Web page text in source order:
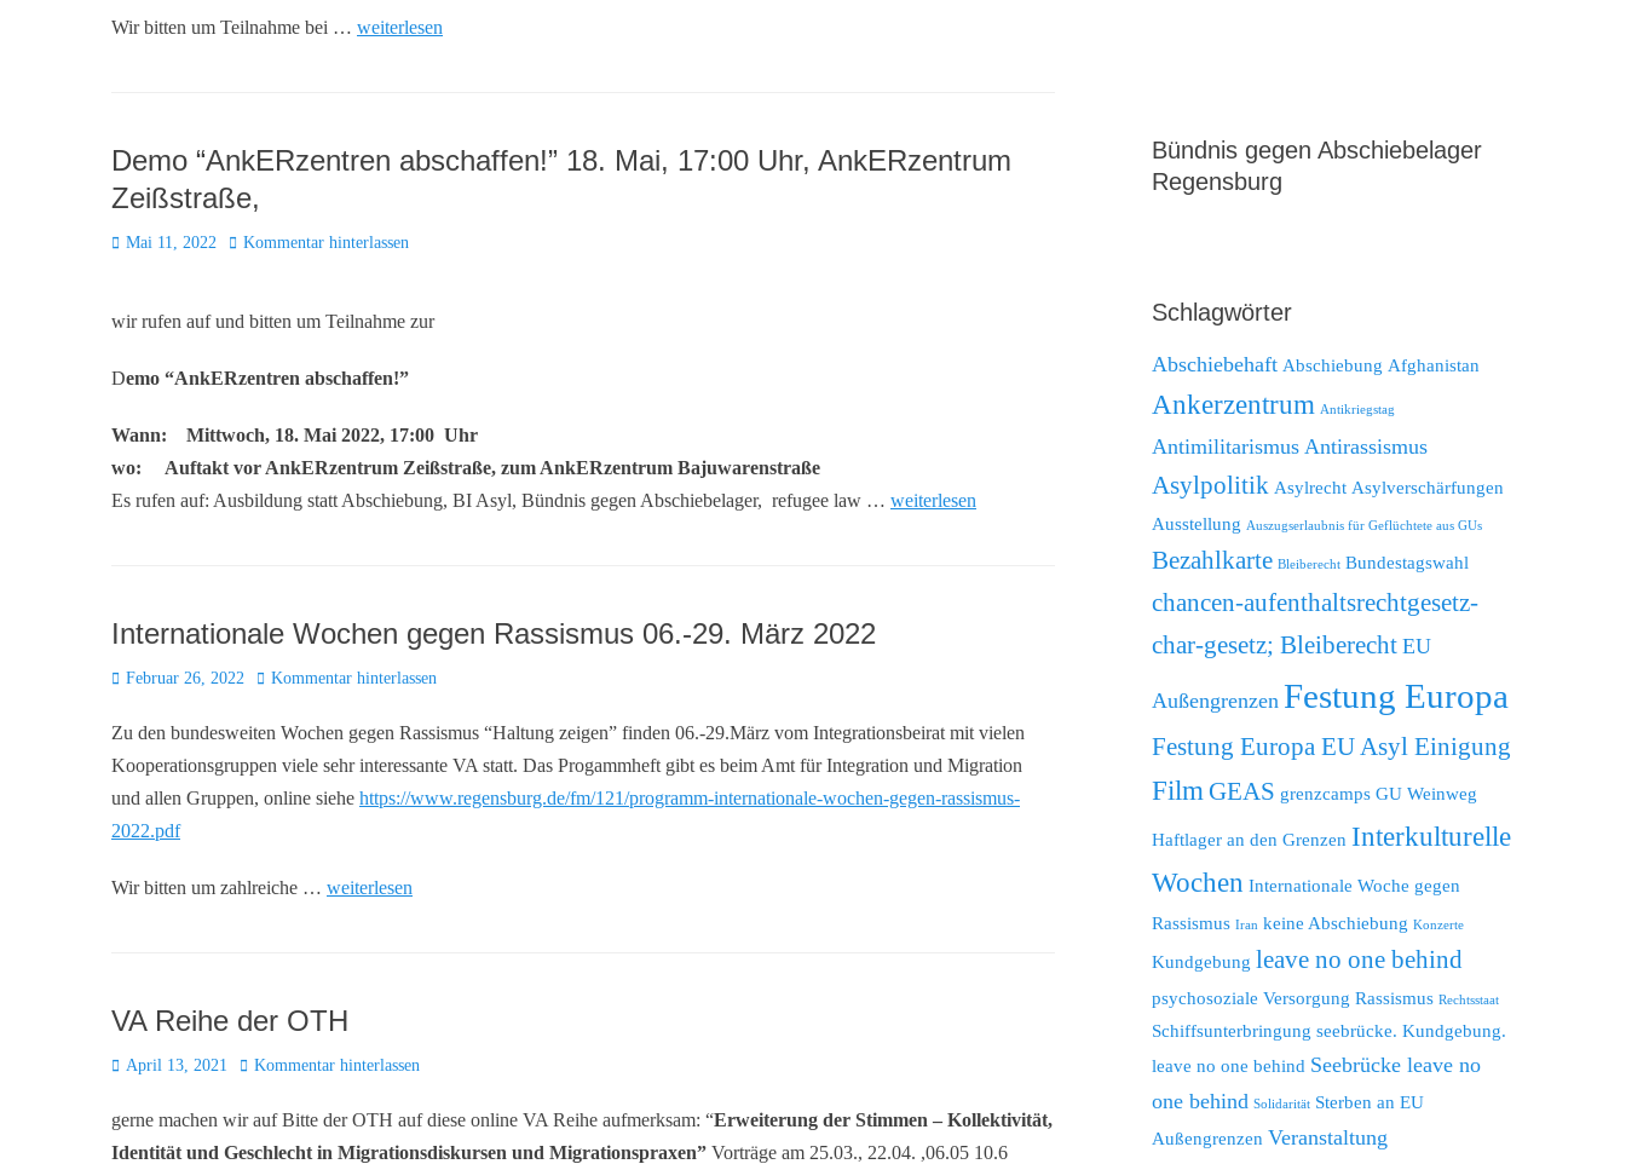
Wir bitten um Teilnahme bei … weiterlesen
Demo “AnkERzentren abschaffen!” 18. Mai, 17:00 Uhr, AnkERzentrum
Zeißstraße,
Posted
Mai 11, 2022 Kommentar hinterlassen
wir rufen auf und bitten um Teilnahme zur
Demo “AnkERzentren abschaffen!”
Wann: Mittwoch, 18. Mai 2022, 17:00 Uhr
wo: Auftakt vor AnkERzentrum Zeißstraße, zum AnkERzentrum Bajuwarenstraße
Es rufen auf: Ausbildung statt Abschiebung, BI Asyl, Bündnis gegen Abschiebelager, refugee law … weiterlesen
Internationale Wochen gegen Rassismus 06.-29. März 2022
Posted
Februar 26, 2022 Kommentar hinterlassen
Zu den bundesweiten Wochen gegen Rassismus “Haltung zeigen” finden 06.-29.März vom Integrationsbeirat mit vielen
Kooperationsgruppen viele sehr interessante VA statt. Das Progammheft gibt es beim Amt für Integration und Migration
und allen Gruppen, online siehe https://www.regensburg.de/fm/121/programm-internationale-wochen-gegen-rassismus-
2022.pdf
Wir bitten um zahlreiche … weiterlesen
VA Reihe der OTH
Posted
April 13, 2021 Kommentar hinterlassen
gerne machen wir auf Bitte der OTH auf diese online VA Reihe aufmerksam: “Erweiterung der Stimmen – Kollektivität,
Identität und Geschlecht in Migrationsdiskursen und Migrationspraxen” Vorträge am 25.03., 22.04. ,06.05 10.6
Bündnis gegen Abschiebelager
Regensburg
Schlagwörter
Abschiebehaft Abschiebung Afghanistan
Ankerzentrum Antikriegstag
Antimilitarismus Antirassismus
Asylpolitik Asylrecht Asylverschärfungen
Ausstellung Auszugserlaubnis für Geflüchtete aus GUs
Bezahlkarte Bleiberecht Bundestagswahl
chancen-aufenthaltsrechtgesetz-
char-gesetz; Bleiberecht EU
Außengrenzen Festung Europa
Festung Europa EU Asyl Einigung
FilmGEAS grenzcamps GU Weinweg
Haftlager an den Grenzen Interkulturelle
Wochen Internationale Woche gegen
Rassismus Iran keine Abschiebung Konzerte
Kundgebung leave no one behind
psychosoziale Versorgung Rassismus Rechtsstaat
Schiffsunterbringung seebrücke. Kundgebung.
leave no one behind Seebrücke leave no
one behind Solidarität Sterben an EU
Außengrenzen Veranstaltung